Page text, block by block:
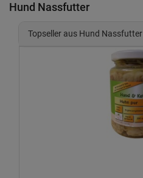
Hund Nassfutter
Topseller aus Hund Nassfutter